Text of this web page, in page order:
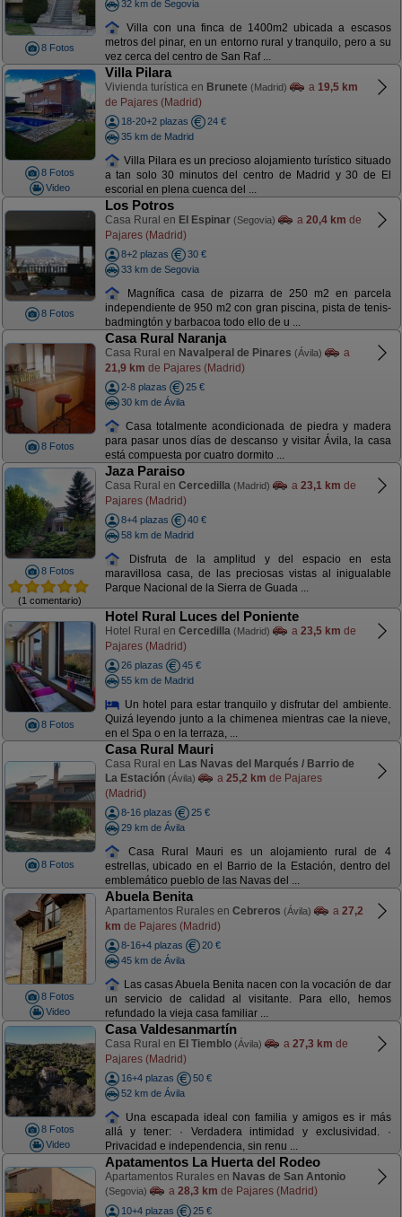
8 Fotos
32 km de Segovia
Villa con una finca de 1400m2 ubicada a escasos
metros del pinar, en un entorno rural y tranquilo, pero a su
vez cerca del centro de San Raf ...
8 Fotos
Video
Villa Pilara
Vivienda turística en Brunete (Madrid) a 19,5 km
de Pajares (Madrid)
18-20+2 plazas
24 €
35 km de Madrid
Villa Pilara es un precioso alojamiento turístico situado
a tan solo 30 minutos del centro de Madrid y 30 de El
escorial en plena cuenca del ...
8 Fotos
Los Potros
Casa Rural en El Espinar (Segovia) a 20,4 km de
Pajares (Madrid)
8+2 plazas
30 €
33 km de Segovia
Magnífica casa de pizarra de 250 m2 en parcela
independiente de 950 m2 con gran piscina, pista de tenis-
badmingtón y barbacoa todo ello de u ...
8 Fotos
Casa Rural Naranja
Casa Rural en Navalperal de Pinares (Ávila)
a
21,9 km de Pajares (Madrid)
2-8 plazas
25 €
30 km de Ávila
Casa totalmente acondicionada de piedra y madera
para pasar unos días de descanso y visitar Ávila, la casa
está compuesta por cuatro dormito ...
8 Fotos
(1 comentario)
Jaza Paraiso
Casa Rural en Cercedilla (Madrid) a 23,1 km de
Pajares (Madrid)
8+4 plazas
40 €
58 km de Madrid
Disfruta de la amplitud y del espacio en esta
maravillosa casa, de las preciosas vistas al inigualable
Parque Nacional de la Sierra de Guada ...
8 Fotos
Hotel Rural Luces del Poniente
Hotel Rural en Cercedilla (Madrid) a 23,5 km de
Pajares (Madrid)
26 plazas
45 €
55 km de Madrid
Un hotel para estar tranquilo y disfrutar del ambiente.
Quizá leyendo junto a la chimenea mientras cae la nieve,
en el Spa o en la terraza, ...
8 Fotos
Casa Rural Mauri
Casa Rural en Las Navas del Marqués / Barrio de
La Estación (Ávila) a 25,2 km de Pajares
(Madrid)
8-16 plazas
25 €
29 km de Ávila
Casa Rural Mauri es un alojamiento rural de 4
estrellas, ubicado en el Barrio de la Estación, dentro del
emblemático pueblo de las Navas del ...
8 Fotos
Video
Abuela Benita
Apartamentos Rurales en Cebreros (Ávila) a 27,2
km de Pajares (Madrid)
8-16+4 plazas
20 €
45 km de Ávila
Las casas Abuela Benita nacen con la vocación de dar
un servicio de calidad al visitante. Para ello, hemos
refundado la vieja casa familiar ...
8 Fotos
Video
Casa Valdesanmartín
Casa Rural en El Tiemblo (Ávila) a 27,3 km de
Pajares (Madrid)
16+4 plazas
50 €
52 km de Ávila
Una escapada ideal con familia y amigos es ir más
allá y tener: · Verdadera intimidad y exclusividad. ·
Privacidad e independencia, sin renu ...
Apatamentos La Huerta del Rodeo
Apartamentos Rurales en Navas de San Antonio
(Segovia) a 28,3 km de Pajares (Madrid)
10+4 plazas 25 €